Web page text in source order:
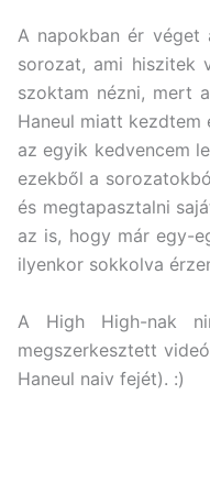
A napokban ér véget
sorozat, ami hiszitek
szoktam nézni, mert
Haneul miatt kezdtem
az egyik kedvencem
ezekből a
és megtapasztalni
az is, hogy már egy-
ilyenkor sokkolva
A High High-nak
megszerkesztett
Haneul naiv fejét). :)